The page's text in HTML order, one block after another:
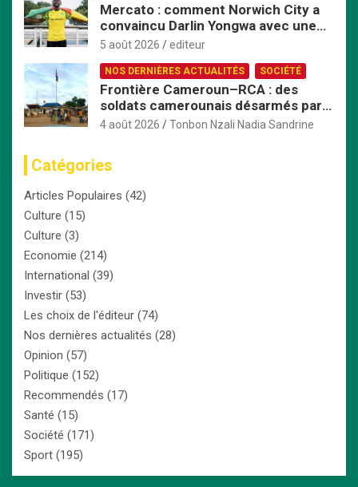
Mercato : comment Norwich City a
convaincu Darlin Yongwa avec une
offre irrésistible
5 août 2026 editeur
NOS DERNIÈRES ACTUALITÉS SOCIÉTÉ
Frontière Cameroun–RCA : des
soldats camerounais désarmés par
les FACA, la tension monte
4 août 2026 Tonbon Nzali Nadia Sandrine
Catégories
Articles Populaires (42)
Culture (15)
Culture (3)
Economie (214)
International (39)
Investir (53)
Les choix de l'éditeur (74)
Nos dernières actualités (28)
Opinion (57)
Politique (152)
Recommendés (17)
Santé (15)
Société (171)
Sport (195)